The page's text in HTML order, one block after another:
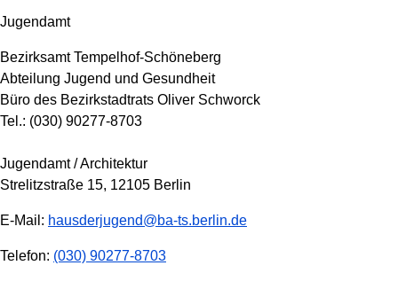
Jugendamt
Bezirksamt Tempelhof-Schöneberg
Abteilung Jugend und Gesundheit
Büro des Bezirkstadtrats Oliver Schworck
Tel.: (030) 90277-8703
Jugendamt / Architektur
Strelitzstraße 15, 12105 Berlin
E-Mail: hausderjugend@ba-ts.berlin.de
Telefon: (030) 90277-8703